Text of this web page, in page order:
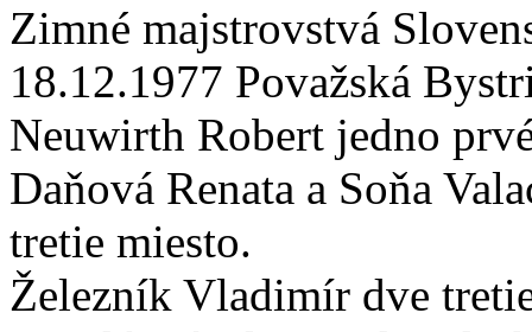
Zimné majstrovstvá
18.12.1977 Považská
Neuwirth Robert jedno
Daňová Renata a Soňa
tretie miesto.
Železník Vladimír dve